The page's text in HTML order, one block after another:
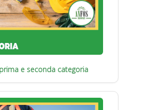
e seconda categoria